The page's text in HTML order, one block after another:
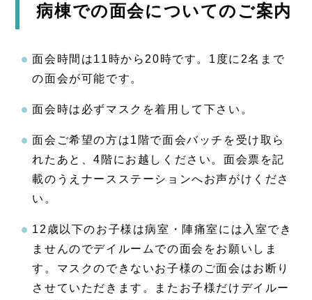
病棟での面会についてのご案内
面会時間は11時から20時です。1度に2名まで
の面会が可能です。
面会時は必ずマスクを着用して下さい。
面会ご希望の方は1階で面会バッチを受け取ら
れたあと、4階にお越しください。面会票を記
載のうえナースステーションへお声がけくださ
い。
12歳以下のお子様は病室・陣痛室には入室でき
ませんのでデイルームでの面会をお願いしま
す。マスクのできないお子様のご面会はお断り
させていただきます。またお子様だけデイルー